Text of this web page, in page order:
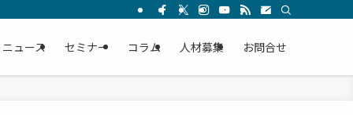
ニュース セミナー コラム 人材募集 お問合せ